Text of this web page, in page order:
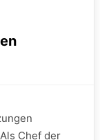
Chef der